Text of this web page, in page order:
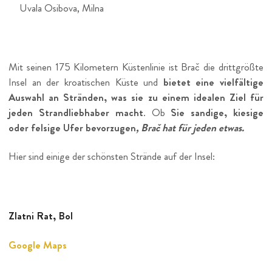
Uvala Osibova, Milna
Mit seinen 175 Kilometern Küstenlinie ist Brač die drittgrößte
Insel an der kroatischen Küste und bietet eine vielfältige
Auswahl an Stränden, was sie zu einem idealen Ziel für
jeden Strandliebhaber macht. Ob Sie sandige,kiesige
oder felsige Ufer bevorzugen, Brač hat für jeden etwas.
Hier sind einige der schönsten Strände auf der Insel:
Zlatni Rat, Bol
Google Maps